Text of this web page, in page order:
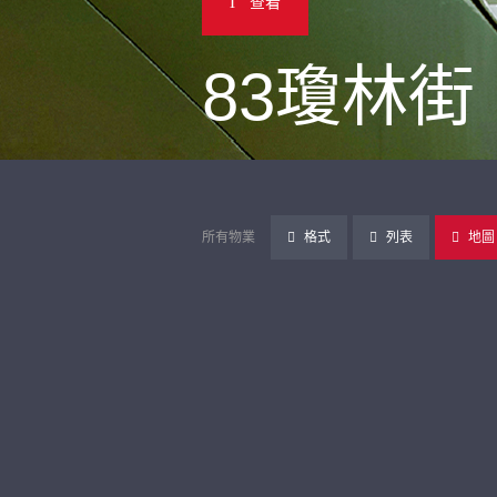
83瓊林街
所有物業 格式 列表 地圖